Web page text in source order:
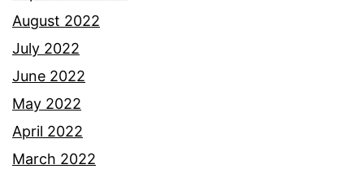
August 2022
July 2022
June 2022
May 2022
April 2022
March 2022